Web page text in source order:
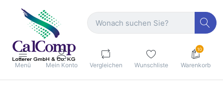
Menü Mein Konto Vergleichen Wunschliste
10
Warenkorb